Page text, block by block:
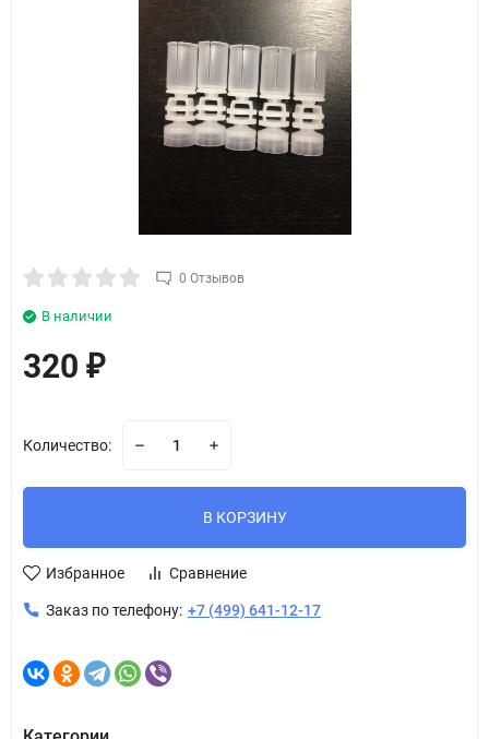
0 Отзывов
В наличии
320 ₽
Количество:
В КОРЗИНУ
Избранное Сравнение
Заказ по телефону: +7 (499) 641-12-17